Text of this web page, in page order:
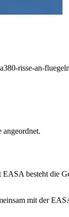
risse-an-
besteht die
mit der